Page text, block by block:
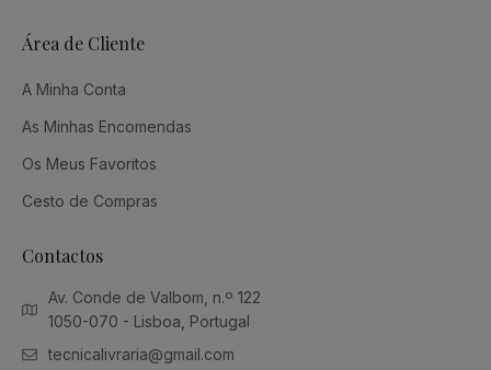
Área de Cliente
A Minha Conta
As Minhas Encomendas
Os Meus Favoritos
Cesto de Compras
Contactos
Av. Conde de Valbom, n.º 122
1050-070 - Lisboa, Portugal
tecnicalivraria@gmail.com